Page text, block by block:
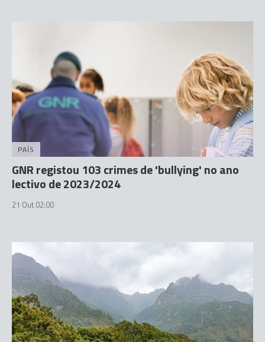
PAÍS
GNR registou 103 crimes de 'bullying' no ano
lectivo de 2023/2024
21 Out 02:00